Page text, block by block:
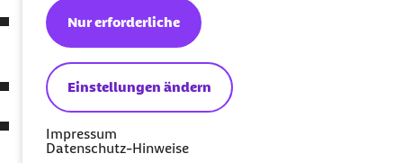
Einstellungen ändern
Nur erforderliche
Impressum
Datenschutz-Hinweise
Frauen, die bei ihrer Geburt schwerer als vier
Kilogramm waren
Frauen, die wiederholt Fehlgeburten hatten
Frauen, die ein Kind mit mehr als vier
Kilogramm Körpergewicht zur Welt gebracht